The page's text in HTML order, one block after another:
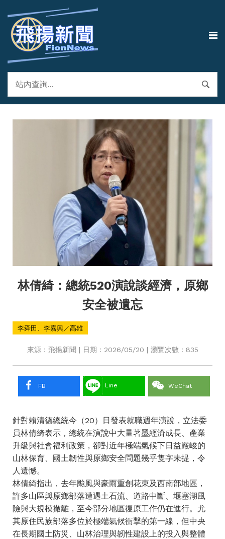
林倩綺：總統520演說談經濟，原鄉
安全被遺忘
李舜田、李嘉興／高雄
來源：飛揚新聞 | 日期：2026/05/20 | 瀏覽次數：835
FB Line WeChat
針對賴清德總統今（20）日發表就職週年演說，立法委
員林倩綺表示，總統在演說中大量著墨經濟成長、產業
升級與社會福利政策，卻對近年極端氣候下日益嚴峻的
山林保育、國土韌性與原鄉安全問題幾乎隻字未提，令
人遺憾。
林倩綺指出，去年颱風與豪雨重創花東及西南部地區，
許多山區與原鄉部落遭遇土石流、道路中斷、堰塞湖風
險與大規模撤離，至今部分地區復原工作仍在進行。尤
其原住民族部落多位於極端氣候衝擊的第一線，但中央
在長期國土防災、山林治理與韌性建設上的投入與整體